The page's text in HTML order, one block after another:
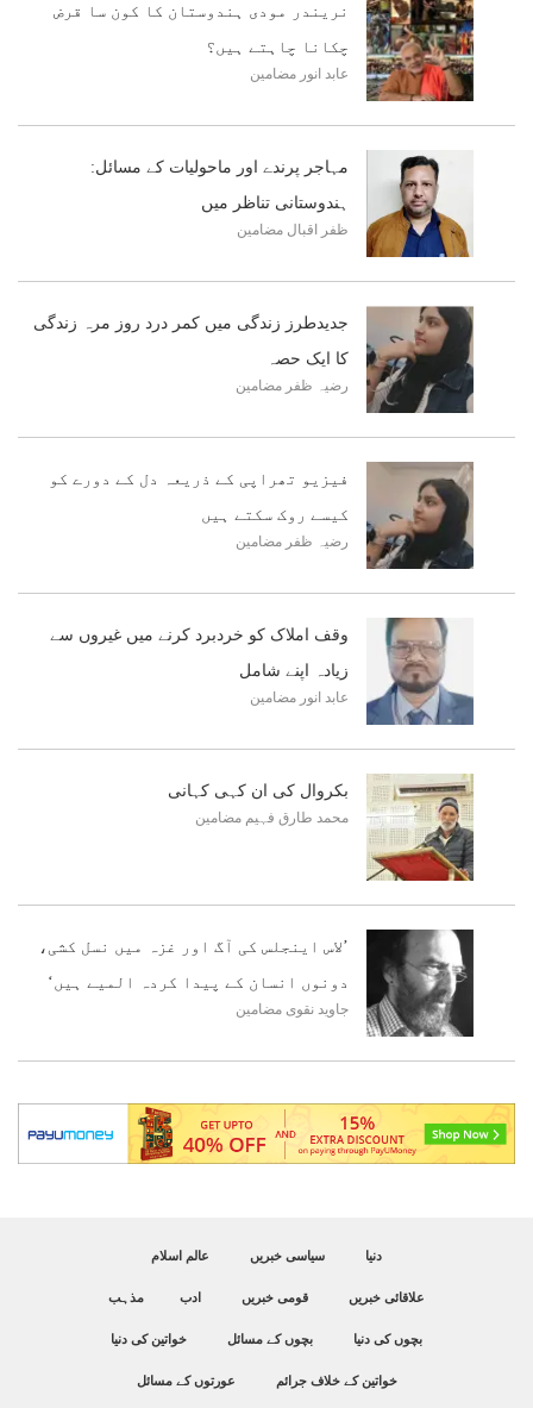
نریندر مودی ہندوستان کا کون سا قرض
چکانا چاہتے ہیں؟
عابد انور مضامین
مہاجر پرندے اور ماحولیات کے مسائل:
ہندوستانی تناظر میں
ظفر اقبال مضامین
جدیدطرز زندگی میں کمر درد روز مرہ زندگی
کا ایک حصہ
رضیہ ظفر مضامین
فیزیو تھراپی کے ذریعہ دل کے دورے کو
کیسے روک سکتے ہیں
رضیہ ظفر مضامین
وقف املاک کو خردبرد کرنے میں غیروں سے
زیادہ اپنے شامل
عابد انور مضامین
بکروال کی ان کہی کہانی
محمد طارق فہیم مضامین
’لاس اینجلس کی آگ اور غزہ میں نسل کشی،
دونوں انسان کے پیدا کردہ المیے ہیں‘
جاوید نقوی مضامین
دنیا سیاسی خبریں عالم اسلام
علاقائی خبریں قومی خبریں ادب مذہب
بچوں کی دنیا بچوں کے مسائل خواتین کی دنیا
خواتین کے خلاف جرائم عورتوں کے مسائل